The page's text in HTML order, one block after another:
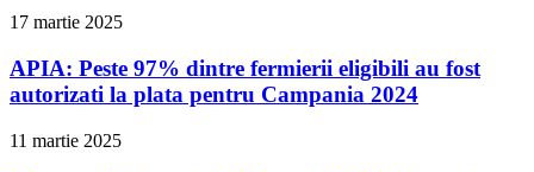
17 martie 2025
APIA: Peste 97% dintre fermierii eligibili au fost
autorizati la plata pentru Campania 2024
11 martie 2025